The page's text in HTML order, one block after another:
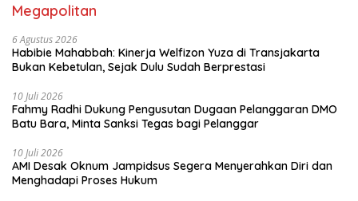
Megapolitan
6 Agustus 2026
Habibie Mahabbah: Kinerja Welfizon Yuza di Transjakarta
Bukan Kebetulan, Sejak Dulu Sudah Berprestasi
10 Juli 2026
Fahmy Radhi Dukung Pengusutan Dugaan Pelanggaran DMO
Batu Bara, Minta Sanksi Tegas bagi Pelanggar
10 Juli 2026
AMI Desak Oknum Jampidsus Segera Menyerahkan Diri dan
Menghadapi Proses Hukum